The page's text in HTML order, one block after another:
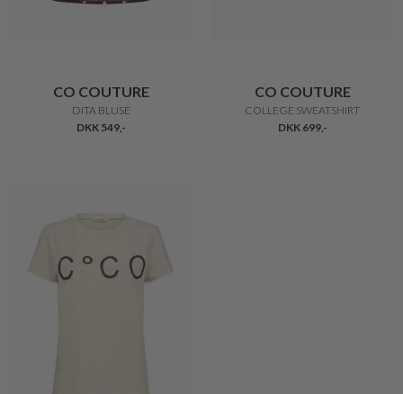
CO COUTURE
DITA BLUSE
DKK 549,-
CO COUTURE
COLLEGE SWEATSHIRT
DKK 699,-